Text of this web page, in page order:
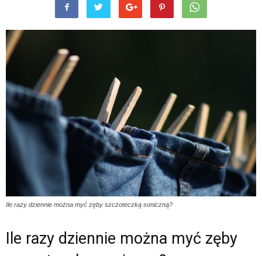
Ile razy dziennie można myć zęby szczoteczką soniczną?
Ile razy dziennie można myć zęby